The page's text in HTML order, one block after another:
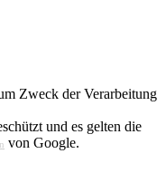
Zweck der Verarbeitung
und es gelten die
von Google.